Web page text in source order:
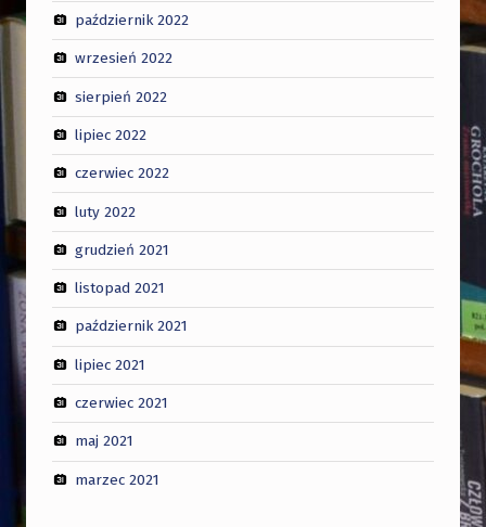
październik 2022
wrzesień 2022
sierpień 2022
lipiec 2022
czerwiec 2022
luty 2022
grudzień 2021
listopad 2021
październik 2021
lipiec 2021
czerwiec 2021
maj 2021
marzec 2021